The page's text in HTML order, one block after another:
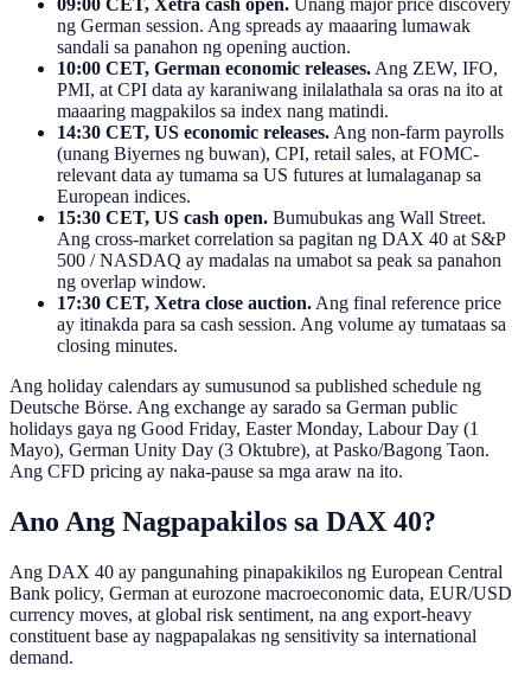
09:00 CET, Xetra cash open. Unang major price discovery
ng German session. Ang spreads ay maaaring lumawak
sandali sa panahon ng opening auction.
10:00 CET, German economic releases. Ang ZEW, IFO,
PMI, at CPI data ay karaniwang inilalathala sa oras na ito at
maaaring magpakilos sa index nang matindi.
14:30 CET, US economic releases. Ang non-farm payrolls
(unang Biyernes ng buwan), CPI, retail sales, at FOMC-
relevant data ay tumama sa US futures at lumalaganap sa
European indices.
15:30 CET, US cash open. Bumubukas ang Wall Street.
Ang cross-market correlation sa pagitan ng DAX 40 at S&P
500 / NASDAQ ay madalas na umabot sa peak sa panahon
ng overlap window.
17:30 CET, Xetra close auction. Ang final reference price
ay itinakda para sa cash session. Ang volume ay tumataas sa
closing minutes.
Ang holiday calendars ay sumusunod sa published schedule ng
Deutsche Börse. Ang exchange ay sarado sa German public
holidays gaya ng Good Friday, Easter Monday, Labour Day (1
Mayo), German Unity Day (3 Oktubre), at Pasko/Bagong Taon.
Ang CFD pricing ay naka-pause sa mga araw na ito.
Ano Ang Nagpapakilos sa DAX 40?
Ang DAX 40 ay pangunahing pinapakikilos ng European Central
Bank policy, German at eurozone macroeconomic data, EUR/USD
currency moves, at global risk sentiment, na ang export-heavy
constituent base ay nagpapalakas ng sensitivity sa international
demand.